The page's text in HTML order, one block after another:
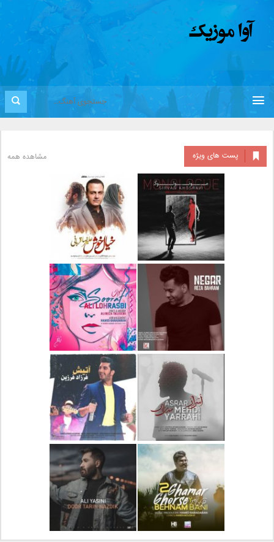
پست های ویژه مشاهده همه
دانلود آلبوم جدید سیروان
خسروی بنام مونولوگ
دانلود آهنگ جدید علیرضا
قربانی بنام خیال خوش
دانلود آهنگ جدید رضا
بهرام بنام نگار
دانلود آهنگ جدید علی
لهراسبی بنام صورت
دانلود آهنگ جدید مهدی
یراحی بنام اسرار
دانلود آهنگ جدید فرزاد
فرزین بنام آتیش